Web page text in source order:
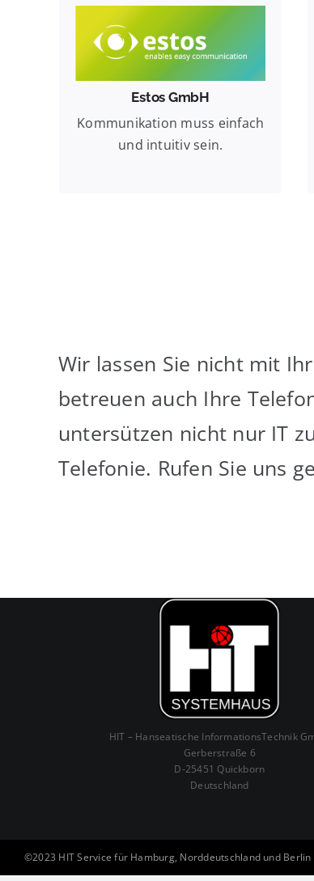
Estos GmbH
Kommunikation muss einfach
und intuitiv sein.
Ihre Lösung für CTI und UC
Estos GmbH
verbessern wir Ihre
Kommunikation und
Zusammenarbeit.
Wir lassen Sie nicht mit
betreuen auch Ihre
untersützen nicht nur IT
Telefonie. Rufen Sie uns
HIT – Hanseatische InformationsTechnik
Gerberstraße 6
D-25451 Quickborn
Deutschland
©2023 HIT Service für Hamburg, Norddeutschland und Berlin